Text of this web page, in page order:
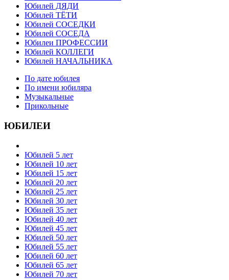
Юбилей ДЯДИ
Юбилей ТЁТИ
Юбилей СОСЕДКИ
Юбилей СОСЕДА
Юбилеи ПРОФЕССИИ
Юбилей КОЛЛЕГИ
Юбилей НАЧАЛЬНИКА
По дате юбилея
По имени юбиляра
Музыкальные
Прикольные
ЮБИЛЕИ
Юбилей 5 лет
Юбилей 10 лет
Юбилей 15 лет
Юбилей 20 лет
Юбилей 25 лет
Юбилей 30 лет
Юбилей 35 лет
Юбилей 40 лет
Юбилей 45 лет
Юбилей 50 лет
Юбилей 55 лет
Юбилей 60 лет
Юбилей 65 лет
Юбилей 70 лет